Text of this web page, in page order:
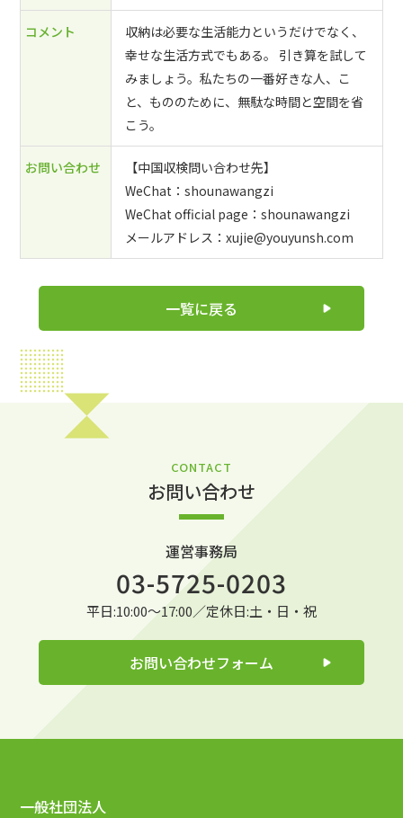
コメント
収納は必要な生活能力というだけでなく、
幸せな生活方式でもある。 引き算を試して
みましょう。私たちの一番好きな人、こ
と、もののために、無駄な時間と空間を省
こう。
お問い合わせ
【中国収検問い合わせ先】
WeChat：shounawangzi
WeChat official page：shounawangzi
メールアドレス：xujie@youyunsh.com
一覧に戻る
CONTACT
お問い合わせ
運営事務局
03-5725-0203
平日:10:00～17:00／定休日:土・日・祝
お問い合わせフォーム
一般社団法人